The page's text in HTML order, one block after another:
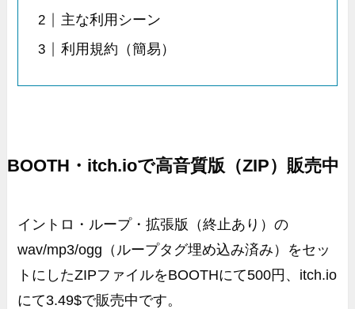
主な利用シーン
利用規約（簡易）
BOOTH・itch.ioで高音質版（ZIP）販売中
イントロ・ループ・拡張版（終止あり）の
wav/mp3/ogg（ループタグ埋め込み済み）をセッ
トにしたZIPファイルをBOOTHにて500円、itch.io
にて3.49$で販売中です。